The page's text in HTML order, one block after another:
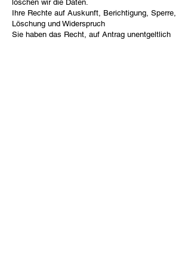
löschen wir die Daten.
Ihre Rechte auf Auskunft, Berichtigung, Sperre,
Löschung und Widerspruch
Sie haben das Recht, auf Antrag unentgeltlich